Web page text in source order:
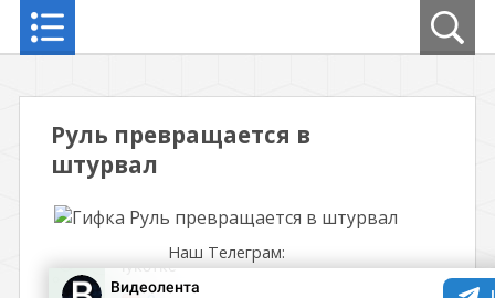
Руль превращается в
штурвал
Наш Телеграм: